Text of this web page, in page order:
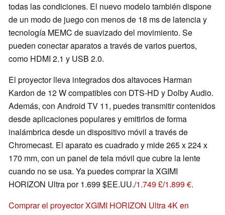
todas las condiciones. El nuevo modelo también dispone
de un modo de juego con menos de 18 ms de latencia y
tecnología MEMC de suavizado del movimiento. Se
pueden conectar aparatos a través de varios puertos,
como HDMI 2.1 y USB 2.0.
El proyector lleva integrados dos altavoces Harman
Kardon de 12 W compatibles con DTS-HD y Dolby Audio.
Además, con Android TV 11, puedes transmitir contenidos
desde aplicaciones populares y emitirlos de forma
inalámbrica desde un dispositivo móvil a través de
Chromecast. El aparato es cuadrado y mide 265 x 224 x
170 mm, con un panel de tela móvil que cubre la lente
cuando no se usa. Ya puedes comprar la XGIMI
HORIZON Ultra por 1.699 $EE.UU./1.749 £/1.899 €.
Comprar el proyector XGIMI HORIZON Ultra 4K en